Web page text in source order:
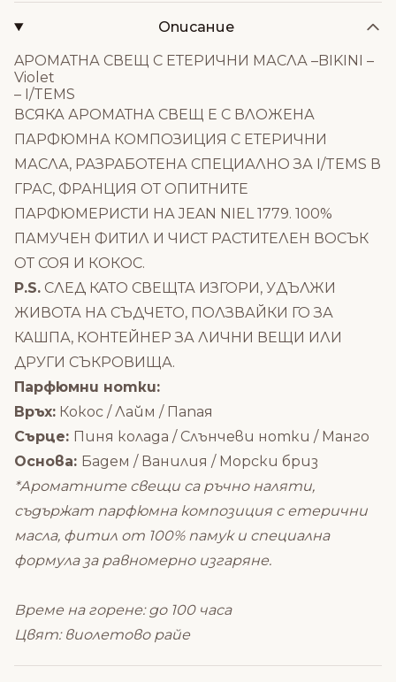
Описание
AРОМАТНА СВЕЩ С ЕТЕРИЧНИ МАСЛА –BIKINI –
Violet
– I/TEMS
ВСЯКА АРОМАТНА СВЕЩ Е С ВЛОЖЕНА
ПАРФЮМНА КОМПОЗИЦИЯ С ЕТЕРИЧНИ
МАСЛА, РАЗРАБОТЕНА СПЕЦИАЛНО ЗА I/TEMS В
ГРАС, ФРАНЦИЯ ОТ ОПИТНИТЕ
ПАРФЮМЕРИСТИ НА JEAN NIEL 1779. 100%
ПАМУЧЕН ФИТИЛ И ЧИСТ РАСТИТЕЛЕН ВОСЪК
ОТ СОЯ И КОКОС.
P.S. СЛЕД КАТО СВЕЩТА ИЗГОРИ, УДЪЛЖИ
ЖИВОТА НА СЪДЧЕТО, ПОЛЗВАЙКИ ГО ЗА
КАШПА, КОНТЕЙНЕР ЗА ЛИЧНИ ВЕЩИ ИЛИ
ДРУГИ СЪКРОВИЩА.
Парфюмни нотки:
Връх: Кокос / Лайм / Папая
Сърце: Пиня колада / Слънчеви нотки / Манго
Основа: Бадем / Ванилия / Морски бриз
*Ароматните свещи са ръчно наляти,
съдържат парфюмна композиция с етерични
масла, фитил от 100% памук и специална
формула за равномерно изгаряне.
Време на горене: до 100 часа
Цвят: виолетово райе